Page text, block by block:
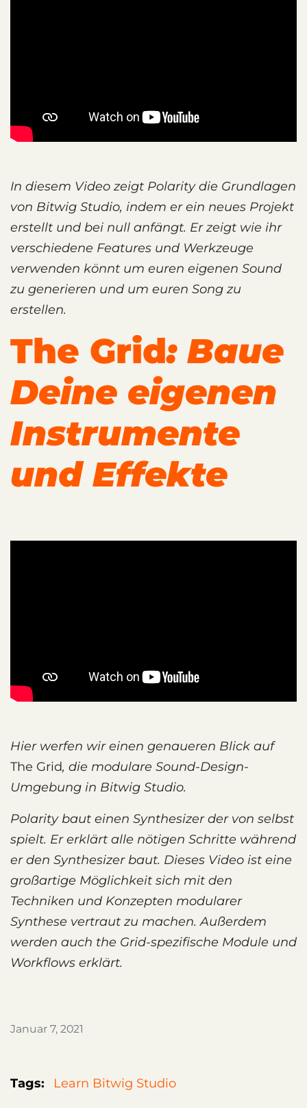
In diesem Video zeigt Polarity die Grundlagen
von Bitwig Studio, indem er ein neues Projekt
erstellt und bei null anfängt. Er zeigt wie ihr
verschiedene Features und Werkzeuge
verwenden könnt um euren eigenen Sound
zu generieren und um euren Song zu
erstellen.
The Grid: Baue
Deine eigenen
Instrumente
und Effekte
Hier werfen wir einen genaueren Blick auf
The Grid, die modulare Sound-Design-
Umgebung in Bitwig Studio.
Polarity baut einen Synthesizer der von selbst
spielt. Er erklärt alle nötigen Schritte während
er den Synthesizer baut. Dieses Video ist eine
großartige Möglichkeit sich mit den
Techniken und Konzepten modularer
Synthese vertraut zu machen. Außerdem
werden auch the Grid-spezifische Module und
Workflows erklärt.
Januar 7, 2021
Tags: Learn Bitwig Studio